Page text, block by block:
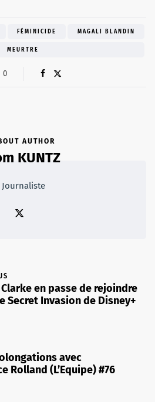
FÉMINICIDE MAGALI BLANDIN
MEURTRE
0
AUTHOR
KUNTZ
Journaliste
en passe de rejoindre
Secret Invasion de Disney+
avec
Rolland (L’Equipe) #76